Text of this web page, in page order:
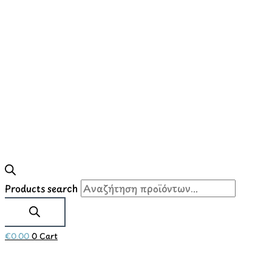
Products search
€0.00 0 Cart